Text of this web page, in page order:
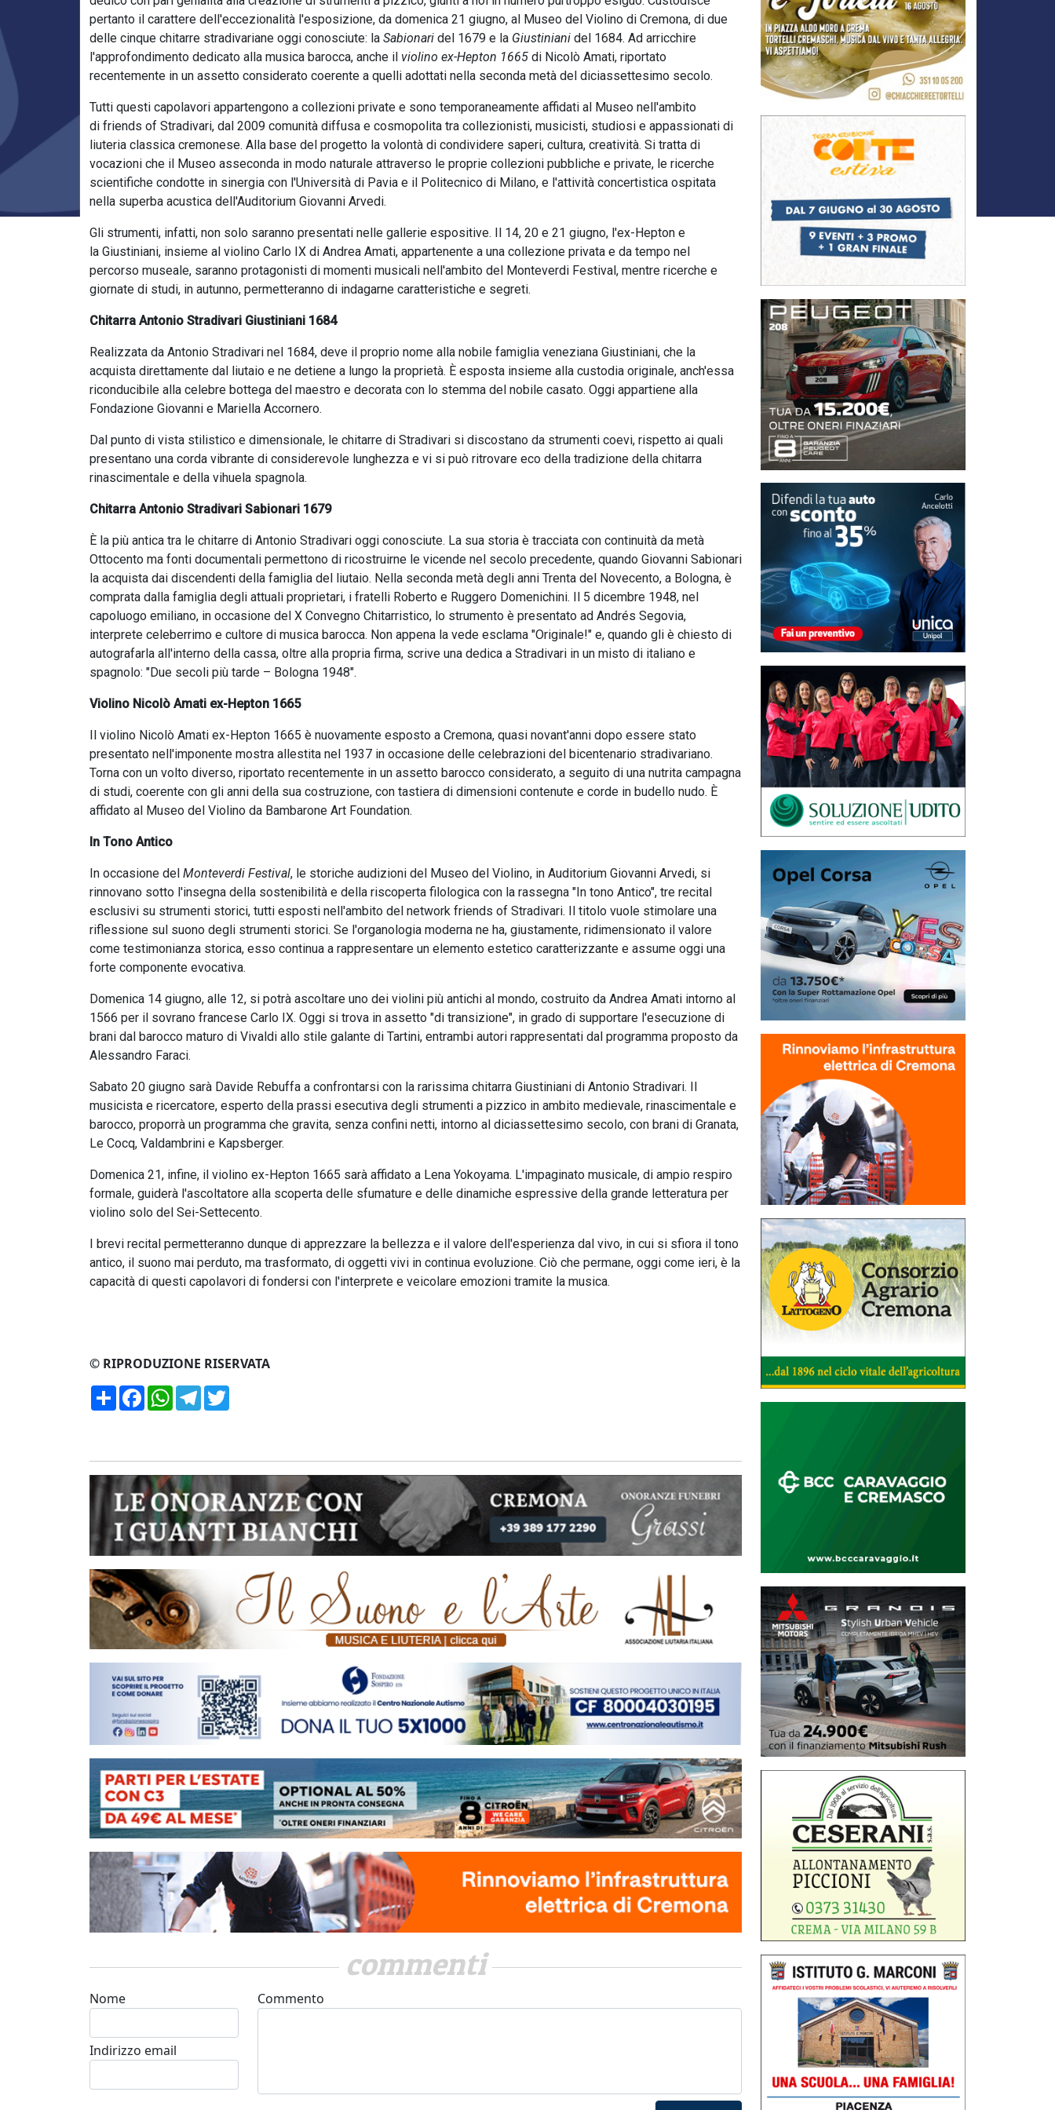
pertanto il carattere dell'eccezionalità l'esposizione, da domenica 21 giugno, al Museo del Violino di Cremona, di due
delle cinque chitarre stradivariane oggi conosciute: la Sabionari del 1679 e la Giustiniani del 1684. Ad arricchire
l'approfondimento dedicato alla musica barocca, anche il violino ex-Hepton 1665 di Nicolò Amati, riportato
recentemente in un assetto considerato coerente a quelli adottati nella seconda metà del diciassettesimo secolo.
Tutti questi capolavori appartengono a collezioni private e sono temporaneamente affidati al Museo nell'ambito
di friends of Stradivari, dal 2009 comunità diffusa e cosmopolita tra collezionisti, musicisti, studiosi e appassionati di
liuteria classica cremonese. Alla base del progetto la volontà di condividere saperi, cultura, creatività. Si tratta di
vocazioni che il Museo asseconda in modo naturale attraverso le proprie collezioni pubbliche e private, le ricerche
scientifiche condotte in sinergia con l'Università di Pavia e il Politecnico di Milano, e l'attività concertistica ospitata
nella superba acustica dell'Auditorium Giovanni Arvedi.
Gli strumenti, infatti, non solo saranno presentati nelle gallerie espositive. Il 14, 20 e 21 giugno, l'ex-Hepton e
la Giustiniani, insieme al violino Carlo IX di Andrea Amati, appartenente a una collezione privata e da tempo nel
percorso museale, saranno protagonisti di momenti musicali nell'ambito del Monteverdi Festival, mentre ricerche e
giornate di studi, in autunno, permetteranno di indagarne caratteristiche e segreti.
Chitarra Antonio Stradivari Giustiniani 1684
Realizzata da Antonio Stradivari nel 1684, deve il proprio nome alla nobile famiglia veneziana Giustiniani, che la
acquista direttamente dal liutaio e ne detiene a lungo la proprietà. È esposta insieme alla custodia originale, anch'essa
riconducibile alla celebre bottega del maestro e decorata con lo stemma del nobile casato. Oggi appartiene alla
Fondazione Giovanni e Mariella Accornero.
Dal punto di vista stilistico e dimensionale, le chitarre di Stradivari si discostano da strumenti coevi, rispetto ai quali
presentano una corda vibrante di considerevole lunghezza e vi si può ritrovare eco della tradizione della chitarra
rinascimentale e della vihuela spagnola.
Chitarra Antonio Stradivari Sabionari 1679
È la più antica tra le chitarre di Antonio Stradivari oggi conosciute. La sua storia è tracciata con continuità da metà
Ottocento ma fonti documentali permettono di ricostruirne le vicende nel secolo precedente, quando Giovanni Sabionari
la acquista dai discendenti della famiglia del liutaio. Nella seconda metà degli anni Trenta del Novecento, a Bologna, è
comprata dalla famiglia degli attuali proprietari, i fratelli Roberto e Ruggero Domenichini. Il 5 dicembre 1948, nel
capoluogo emiliano, in occasione del X Convegno Chitarristico, lo strumento è presentato ad Andrés Segovia,
interprete celeberrimo e cultore di musica barocca. Non appena la vede esclama "Originale!" e, quando gli è chiesto di
autografarla all'interno della cassa, oltre alla propria firma, scrive una dedica a Stradivari in un misto di italiano e
spagnolo: "Due secoli più tarde – Bologna 1948".
Violino Nicolò Amati ex-Hepton 1665
Il violino Nicolò Amati ex-Hepton 1665 è nuovamente esposto a Cremona, quasi novant'anni dopo essere stato
presentato nell'imponente mostra allestita nel 1937 in occasione delle celebrazioni del bicentenario stradivariano.
Torna con un volto diverso, riportato recentemente in un assetto barocco considerato, a seguito di una nutrita campagna
di studi, coerente con gli anni della sua costruzione, con tastiera di dimensioni contenute e corde in budello nudo. È
affidato al Museo del Violino da Bambarone Art Foundation.
In Tono Antico
In occasione del Monteverdi Festival, le storiche audizioni del Museo del Violino, in Auditorium Giovanni Arvedi, si
rinnovano sotto l'insegna della sostenibilità e della riscoperta filologica con la rassegna "In tono Antico", tre recital
esclusivi su strumenti storici, tutti esposti nell'ambito del network friends of Stradivari. Il titolo vuole stimolare una
riflessione sul suono degli strumenti storici. Se l'organologia moderna ne ha, giustamente, ridimensionato il valore
come testimonianza storica, esso continua a rappresentare un elemento estetico caratterizzante e assume oggi una
forte componente evocativa.
Domenica 14 giugno, alle 12, si potrà ascoltare uno dei violini più antichi al mondo, costruito da Andrea Amati intorno al
1566 per il sovrano francese Carlo IX. Oggi si trova in assetto "di transizione", in grado di supportare l'esecuzione di
brani dal barocco maturo di Vivaldi allo stile galante di Tartini, entrambi autori rappresentati dal programma proposto da
Alessandro Faraci.
Sabato 20 giugno sarà Davide Rebuffa a confrontarsi con la rarissima chitarra Giustiniani di Antonio Stradivari. Il
musicista e ricercatore, esperto della prassi esecutiva degli strumenti a pizzico in ambito medievale, rinascimentale e
barocco, proporrà un programma che gravita, senza confini netti, intorno al diciassettesimo secolo, con brani di Granata,
Le Cocq, Valdambrini e Kapsberger.
Domenica 21, infine, il violino ex-Hepton 1665 sarà affidato a Lena Yokoyama. L'impaginato musicale, di ampio respiro
formale, guiderà l'ascoltatore alla scoperta delle sfumature e delle dinamiche espressive della grande letteratura per
violino solo del Sei-Settecento.
I brevi recital permetteranno dunque di apprezzare la bellezza e il valore dell'esperienza dal vivo, in cui si sfiora il tono
antico, il suono mai perduto, ma trasformato, di oggetti vivi in continua evoluzione. Ciò che permane, oggi come ieri, è la
capacità di questi capolavori di fondersi con l'interprete e veicolare emozioni tramite la musica.
© RIPRODUZIONE RISERVATA
CondividiFacebookWhatsApp
Telegram
commenti
Nome
Indirizzo email
Commento